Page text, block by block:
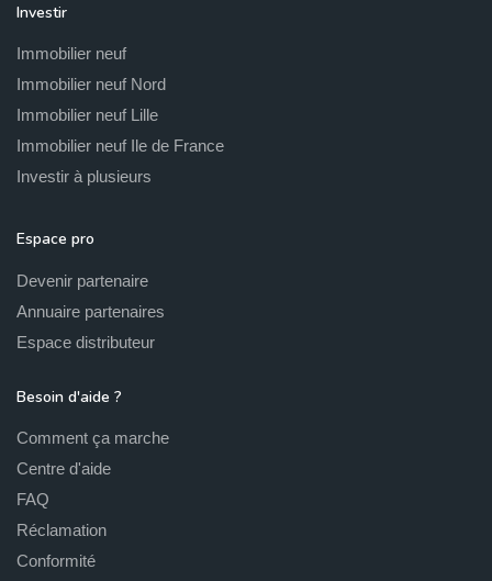
Investir
Immobilier neuf
Immobilier neuf Nord
Immobilier neuf Lille
Immobilier neuf Ile de France
Investir à plusieurs
Espace pro
Devenir partenaire
Annuaire partenaires
Espace distributeur
Besoin d'aide ?
Comment ça marche
Centre d'aide
FAQ
Réclamation
Conformité